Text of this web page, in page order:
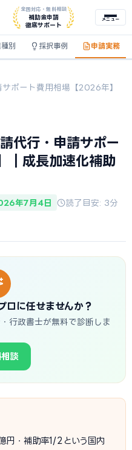
全国対応・無料相談
補助金申請
徹底サポート
メニュー
別 採択事例 申請実務
ポート費用相場【2026年】
代行・申請サポー
｜成長加速化補助
年7月4日
読了目安: 3分
ロに任せませんか？
行政書士が無料で診断しま
談
円・補助率1/2という国内